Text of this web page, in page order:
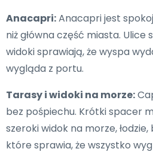
Anacapri:Anacapri jest
niż główna część miasta. Ulice
widoki sprawiają, że wyspa
wygląda z portu.
Tarasy i widoki na morze:
bez pośpiechu. Krótki spacer
szeroki widok na morze, łodzie,
które sprawia, że wszystko